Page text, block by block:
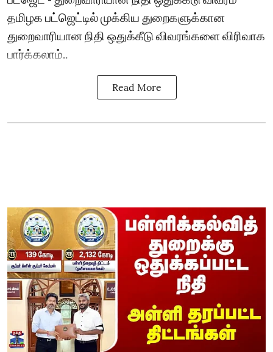
தமிழக பட்ஜெட்டில் முக்கிய துறைகளுக்கான
துறைவாரியான நிதி ஒதுக்கீடு விவரங்களை விரிவாக
பார்க்கலாம்..
Read More